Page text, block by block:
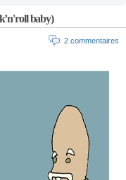
baby)
2 commentaires